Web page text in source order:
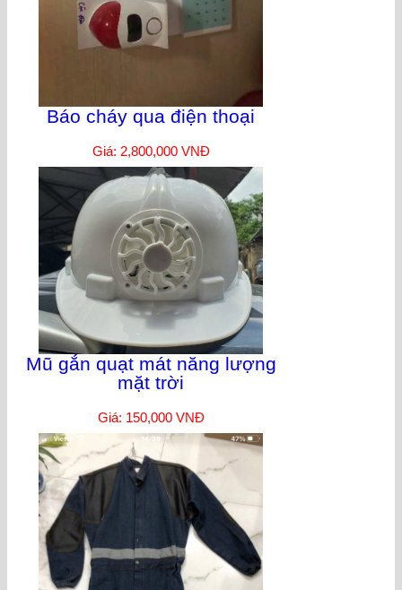
Báo cháy qua điện thoại
Giá: 2,800,000 VNĐ
Mũ gắn quạt mát năng lượng
mặt trời
Giá: 150,000 VNĐ